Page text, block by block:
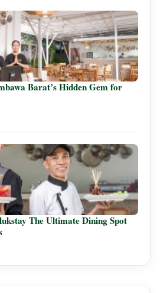
Barat’s Hidden Gem for
The Ultimate Dining Spot